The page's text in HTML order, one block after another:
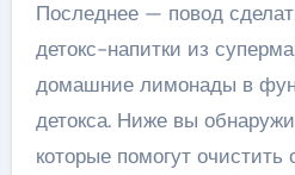
Последнее — повод
детокс-напитки из
домашние лимонады в
детокса. Ниже вы
которые помогут очистить